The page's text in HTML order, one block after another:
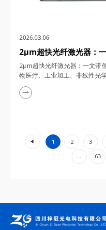
2026.03.06
2μm超快光纤激光器：
梓冠产品在生物医疗、
激光雷达与通信、环境监
2μm超快光纤激光器：一文带
物医疗、工业加工、非线性光
测等领域的实际应用 超快光
宽调谐范围等特性，在激光技
1 2 3
... 63